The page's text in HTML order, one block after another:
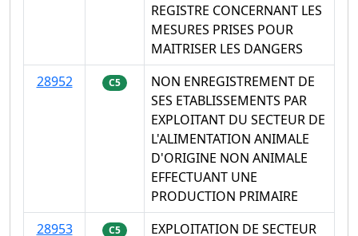
REGISTRE CONCERNANT LES
MESURES PRISES POUR
MAITRISER LES DANGERS
28952
C5
NON ENREGISTREMENT DE
SES ETABLISSEMENTS PAR
EXPLOITANT DU SECTEUR DE
L'ALIMENTATION ANIMALE
D'ORIGINE NON ANIMALE
EFFECTUANT UNE
PRODUCTION PRIMAIRE
28953
C5
EXPLOITATION DE SECTEUR